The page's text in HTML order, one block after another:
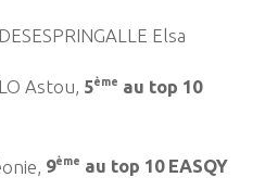
Elsa
Astou, 5ème au top 10
9ème au top 10 EASQY